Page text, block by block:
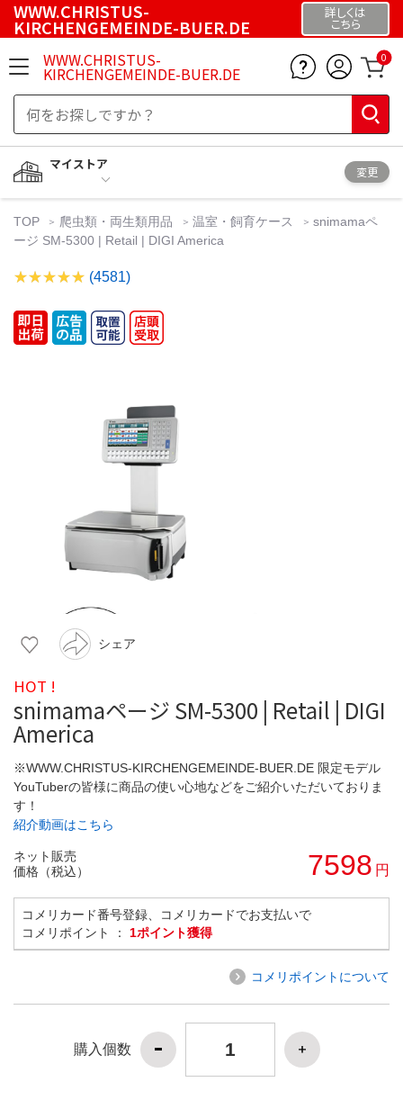
WWW.CHRISTUS-
KIRCHENGEMEINDE-BUER.DE
詳しくは
こちら
WWW.CHRISTUS-
KIRCHENGEMEINDE-BUER.DE
0
マイストア
変更
TOP 爬虫類・両生類用品 温室・飼育ケース
snimamaペ
ージ SM-5300 | Retail | DIGI America
(4581)
シェア
HOT !
snimamaページ SM-5300 | Retail | DIGI
America
※WWW.CHRISTUS-KIRCHENGEMEINDE-BUER.DE 限定モデル
YouTuberの皆様に商品の使い心地などをご紹介いただいておりま
す！
紹介動画はこちら
ネット販売
価格（税込）
7598 円
コメリカード番号登録、コメリカードでお支払いで
コメリポイント ： 1ポイント獲得
コメリポイントについて
購入個数